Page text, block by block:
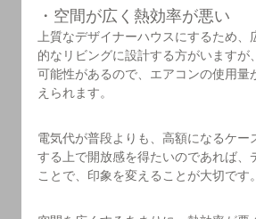
・空間が広く熱効率が悪い
上質なデザイナーハウスにするため
的なリビングに設計する方がいますが
可能性があるので、エアコンの使用量
えられます。
電気代が普段よりも、高額になるケー
する上で開放感を得たいのであれば、
ことで、印象を変えることが大切です。